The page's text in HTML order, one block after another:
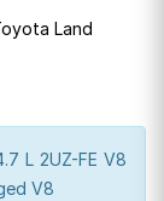
Land
L 2UZ-FE V8
V8